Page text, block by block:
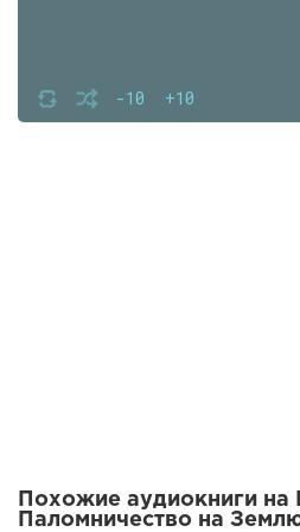
-10 +10
Похожие аудиокниги
Паломничество на